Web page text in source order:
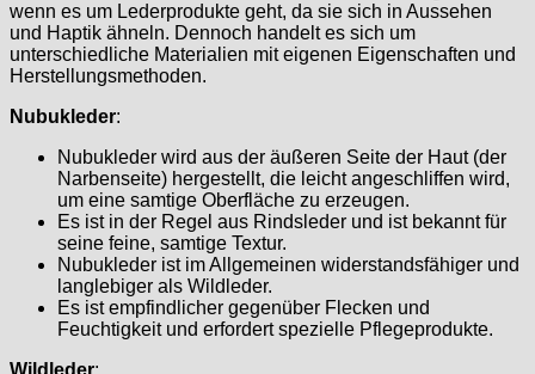
wenn es um Lederprodukte geht, da sie sich in Aussehen
und Haptik ähneln. Dennoch handelt es sich um
unterschiedliche Materialien mit eigenen Eigenschaften und
Herstellungsmethoden.
Nubukleder:
Nubukleder wird aus der äußeren Seite der Haut (der
Narbenseite) hergestellt, die leicht angeschliffen wird,
um eine samtige Oberfläche zu erzeugen.
Es ist in der Regel aus Rindsleder und ist bekannt für
seine feine, samtige Textur.
Nubukleder ist im Allgemeinen widerstandsfähiger und
langlebiger als Wildleder.
Es ist empfindlicher gegenüber Flecken und
Feuchtigkeit und erfordert spezielle Pflegeprodukte.